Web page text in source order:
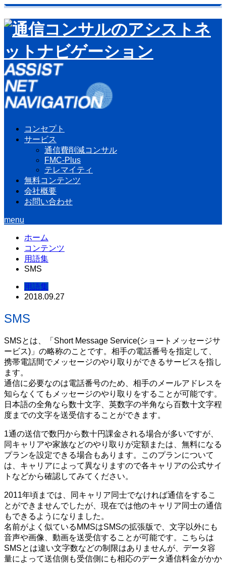
コンセプト
サービス
通信費削減コンサル
FMC-Plus
テレマイティ
無料コンテンツ
会社概要
お問い合わせ
menu
ホーム
コンテンツ
用語集
SMS
用語集
2018.09.27
SMS
SMSとは、「Short Message Service(ショートメッセージサ
ービス)」の略称のことです。相手の電話番号を指定して、
携帯電話間でメッセージのやり取りができるサービスを指し
ます。
通信に必要なのは電話番号のため、相手のメールアドレスを
知らなくてもメッセージのやり取りをすることが可能です。
日本語の全角なら数十文字、英数字の半角なら百数十文字程
度までの文字を送受信することができます。
1通の送信で数円から数十円課金される場合が多いですが、
同キャリアや家族などのやり取りが定額または、無料になる
プランを設定できる場合もあります。このプランについて
は、キャリアによって異なりますので各キャリアの公式サイ
トなどから確認してみてください。
2011年頃までは、同キャリア同士でなければ通信をするこ
とができませんでしたが、現在では他のキャリア同士の通信
もできるようになりました。
名前がよく似ているMMSはSMSの拡張版で、文字以外にも
音声や画像、動画を送受信することが可能です。こちらは
SMSとは違い文字数などの制限はありませんが、データ容
量によって送信側も受信側にも相応のデータ通信料金がかか